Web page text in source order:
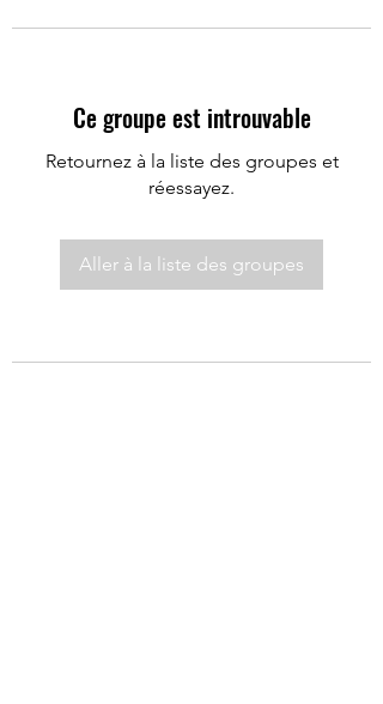
Ce groupe est introuvable
Retournez à la liste des groupes et
réessayez.
Aller à la liste des groupes